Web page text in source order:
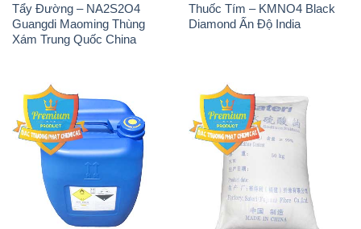
Tẩy Đường – NA2S2O4
Guangdi Maoming Thùng
Xám Trung Quốc China
Thuốc Tím – KMNO4 Black
Diamond Ấn Độ India